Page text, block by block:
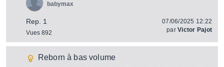
Rep. 1
Vues 892
babymax
07/06/2025 12:22
parVictor Pajot
Reborn à bas volume